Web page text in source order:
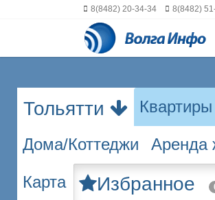
8(8482) 20-34-34 8(8482)
Тольятти Квартиры
Дома/Коттеджи Аренда
Карта Избранное